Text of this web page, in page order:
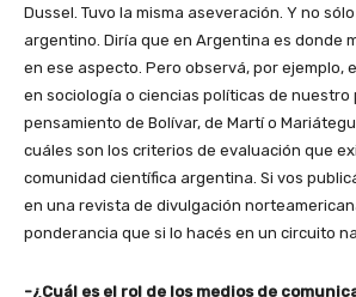
Dussel. Tuvo la misma aseveración. Y no
argentino. Diría que en Argentina es donde
en ese aspecto. Pero observá, por ejemplo,
en sociología o ciencias políticas de nuestro
pensamiento de Bolívar, de Martí o
cuáles son los criterios de evaluación que
comunidad científica argentina. Si vos
en una revista de divulgación
ponderancia que si lo hacés en un circuito
-¿Cuál es el rol de los medios de